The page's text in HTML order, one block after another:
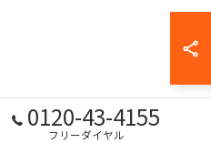
0120-43-4155
フリーダイヤル